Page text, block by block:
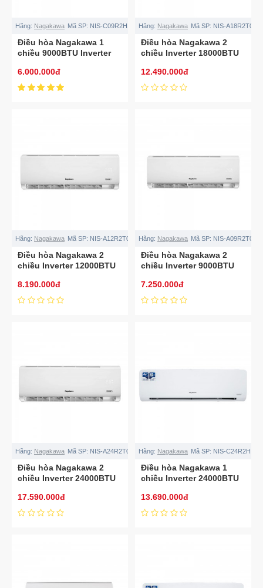
Hãng: Nagakawa Mã SP: NIS-C09R2H12
Điều hòa Nagakawa 1
chiều 9000BTU Inverter
6.000.000đ
Hãng: Nagakawa Mã SP: NIS-A18R2T01
Điều hòa Nagakawa 2
chiều Inverter 18000BTU
12.490.000đ
Hãng: Nagakawa Mã SP: NIS-A12R2T01
Điều hòa Nagakawa 2
chiều Inverter 12000BTU
8.190.000đ
Hãng: Nagakawa Mã SP: NIS-A09R2T01
Điều hòa Nagakawa 2
chiều Inverter 9000BTU
7.250.000đ
Hãng: Nagakawa Mã SP: NIS-A24R2T01
Điều hòa Nagakawa 2
chiều Inverter 24000BTU
17.590.000đ
Hãng: Nagakawa Mã SP: NIS-C24R2H10
Điều hòa Nagakawa 1
chiều Inverter 24000BTU
13.690.000đ